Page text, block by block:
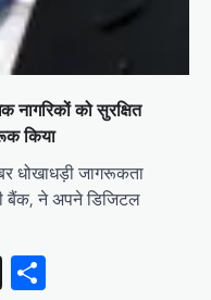
को सुरक्षित
किया
धोखाधड़ी जागरूकता
बैंक, ने अपने डिजिटल
X